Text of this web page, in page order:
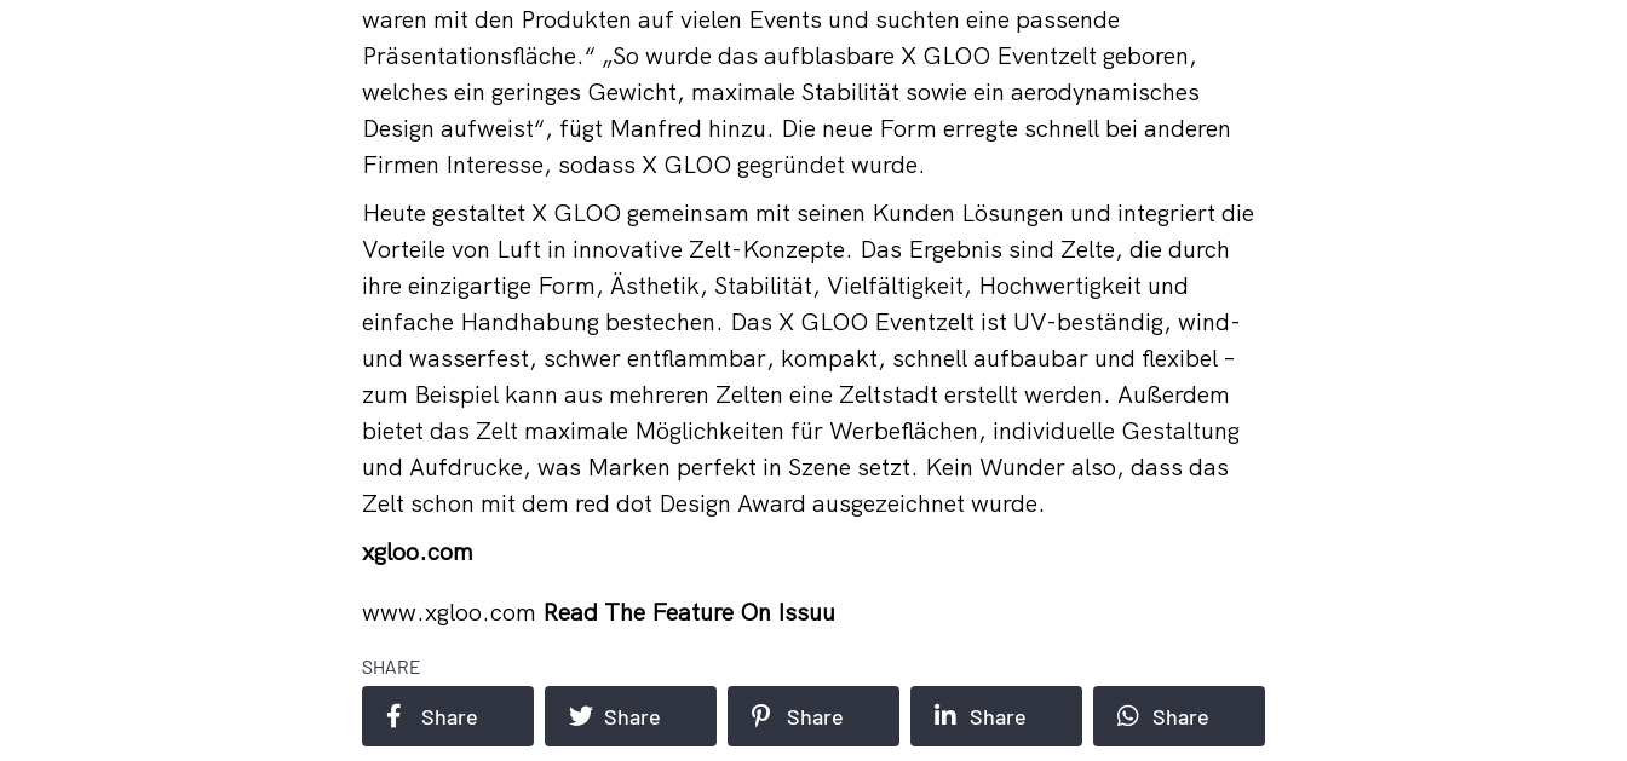
waren mit den Produkten auf vielen Events und suchten eine passende
Präsentationsfläche.“ „So wurde das aufblasbare X GLOO Eventzelt geboren,
welches ein geringes Gewicht, maximale Stabilität sowie ein aerodynamisches
Design aufweist“, fügt Manfred hinzu. Die neue Form erregte schnell bei anderen
Firmen Interesse, sodass X GLOO gegründet wurde.
Heute gestaltet X GLOO gemeinsam mit seinen Kunden Lösungen und integriert die
Vorteile von Luft in innovative Zelt-Konzepte. Das Ergebnis sind Zelte, die durch
ihre einzigartige Form, Ästhetik, Stabilität, Vielfältigkeit, Hochwertigkeit und
einfache Handhabung bestechen. Das X GLOO Eventzelt ist UV-beständig, wind-
und wasserfest, schwer entflammbar, kompakt, schnell aufbaubar und flexibel –
zum Beispiel kann aus mehreren Zelten eine Zeltstadt erstellt werden. Außerdem
bietet das Zelt maximale Möglichkeiten für Werbeflächen, individuelle Gestaltung
und Aufdrucke, was Marken perfekt in Szene setzt. Kein Wunder also, dass das
Zelt schon mit dem red dot Design Award ausgezeichnet wurde.
xgloo.com
www.xgloo.com Read The Feature On Issuu
SHARE
Share Share Share Share Share